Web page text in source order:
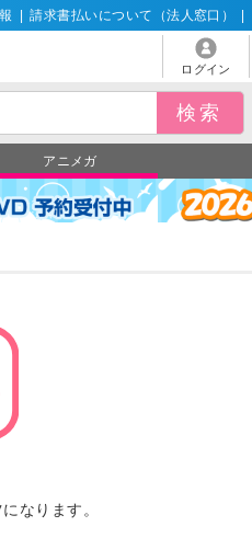
請求書払いについて（法人窓口）
ログイン
アニメガ
なります。